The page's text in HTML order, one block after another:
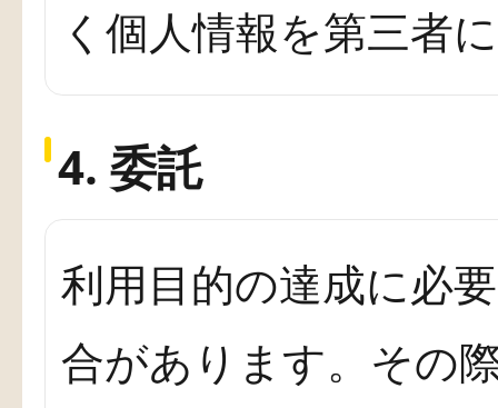
く個人情報を第三者
4. 委託
利用目的の達成に必
合があります。その